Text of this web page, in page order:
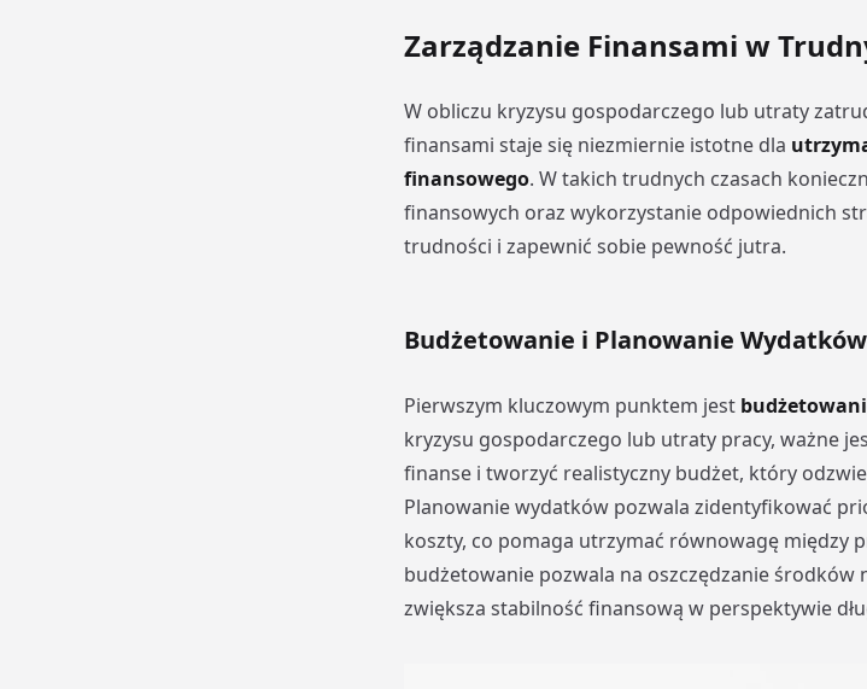
Zarządzanie Finansami w
W obliczu kryzysu gospodarczego lub utraty
finansami staje się niezmiernie istotne dla
finansowego. W takich trudnych czasach
finansowych oraz wykorzystanie odpowiednich
trudności i zapewnić sobie pewność jutra.
Budżetowanie i Planowanie Wydatków
Pierwszym kluczowym punktem jest
kryzysu gospodarczego lub utraty pracy, ważne
finanse i tworzyć realistyczny budżet, który
Planowanie wydatków pozwala zidentyfikować
koszty, co pomaga utrzymać równowagę między
budżetowanie pozwala na oszczędzanie środków
zwiększa stabilność finansową w perspektywie